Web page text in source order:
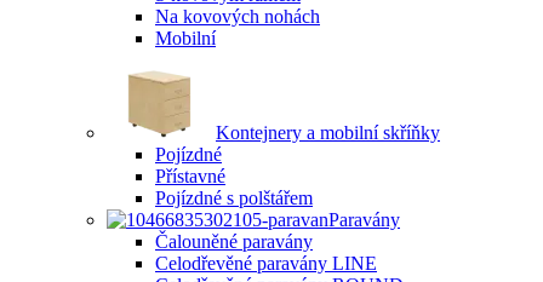
Na kovových nohách
Mobilní
Kontejnery a mobilní skříňky
Pojízdné
Přístavné
Pojízdné s polštářem
Paravány
Čalouněné paravány
Celodřevěné paravány LINE